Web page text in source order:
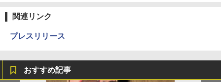
関連リンク
プレスリリース
おすすめ記事